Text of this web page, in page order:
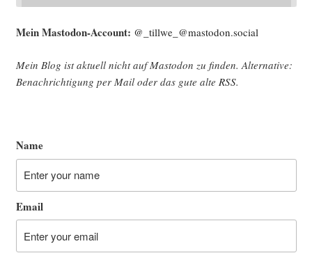
Mein Mast­o­don-Account: @_tillwe_@mastodon.social
Mein Blog ist aktu­ell nicht auf Mast­o­don zu fin­den. Alter­na­ti­ve:
Benach­rich­ti­gung per Mail oder das gute alte RSS.
Name
Email